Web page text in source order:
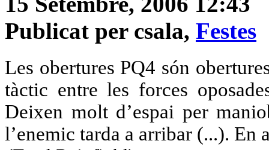
Publicat per csala, Festes
Les obertures PQ4 són
tàctic entre les forces
Deixen molt d’espai per
l’enemic tarda a arribar (...). En